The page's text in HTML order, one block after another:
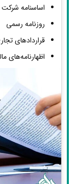
اساسنامه شرکت
روزنامه رسمی
قراردادهای
اظهارنامه‌های